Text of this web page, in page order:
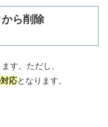
ら削除
す。ただし、
応となります。